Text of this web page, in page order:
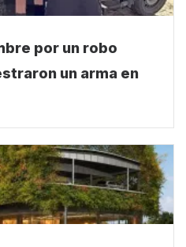
por un robo
un arma en